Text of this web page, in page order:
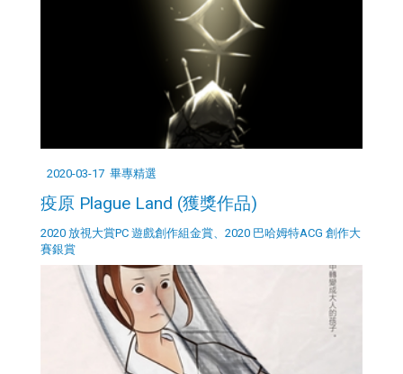
2020-03-17 畢專精選
疫原 Plague Land (獲獎作品)
2020 放視大賞PC 遊戲創作組金賞、2020 巴哈姆特ACG 創作大
賽銀賞